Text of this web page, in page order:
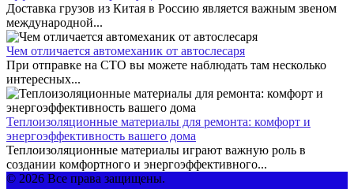
Доставка грузов из Китая в Россию является важным звеном
международной...
Чем отличается автомеханик от автослесаря
При отправке на СТО вы можете наблюдать там несколько
интересных...
Теплоизоляционные материалы для ремонта: комфорт и
энергоэффективность вашего дома
Теплоизоляционные материалы играют важную роль в
создании комфортного и энергоэффективного...
© 2026 Все права защищены.